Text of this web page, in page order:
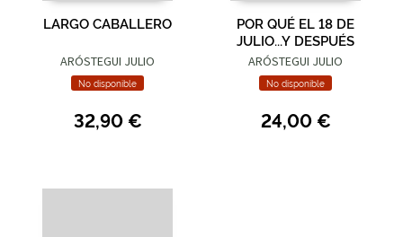
LARGO CABALLERO
ARÓSTEGUI JULIO
No disponible
32,90 €
POR QUÉ EL 18 DE
JULIO...Y DESPUÉS
ARÓSTEGUI JULIO
No disponible
24,00 €